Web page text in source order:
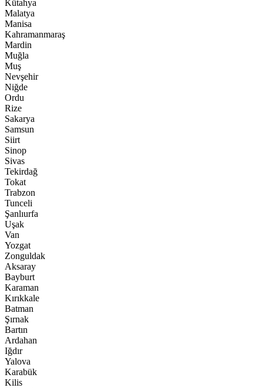
Kütahya
Malatya
Manisa
Kahramanmaraş
Mardin
Muğla
Muş
Nevşehir
Niğde
Ordu
Rize
Sakarya
Samsun
Siirt
Sinop
Sivas
Tekirdağ
Tokat
Trabzon
Tunceli
Şanlıurfa
Uşak
Van
Yozgat
Zonguldak
Aksaray
Bayburt
Karaman
Kırıkkale
Batman
Şırnak
Bartın
Ardahan
Iğdır
Yalova
Karabük
Kilis